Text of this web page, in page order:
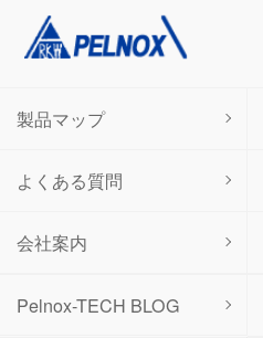
Pelnox-TECH BLOG
製品マップ
よくある質問
会社案内